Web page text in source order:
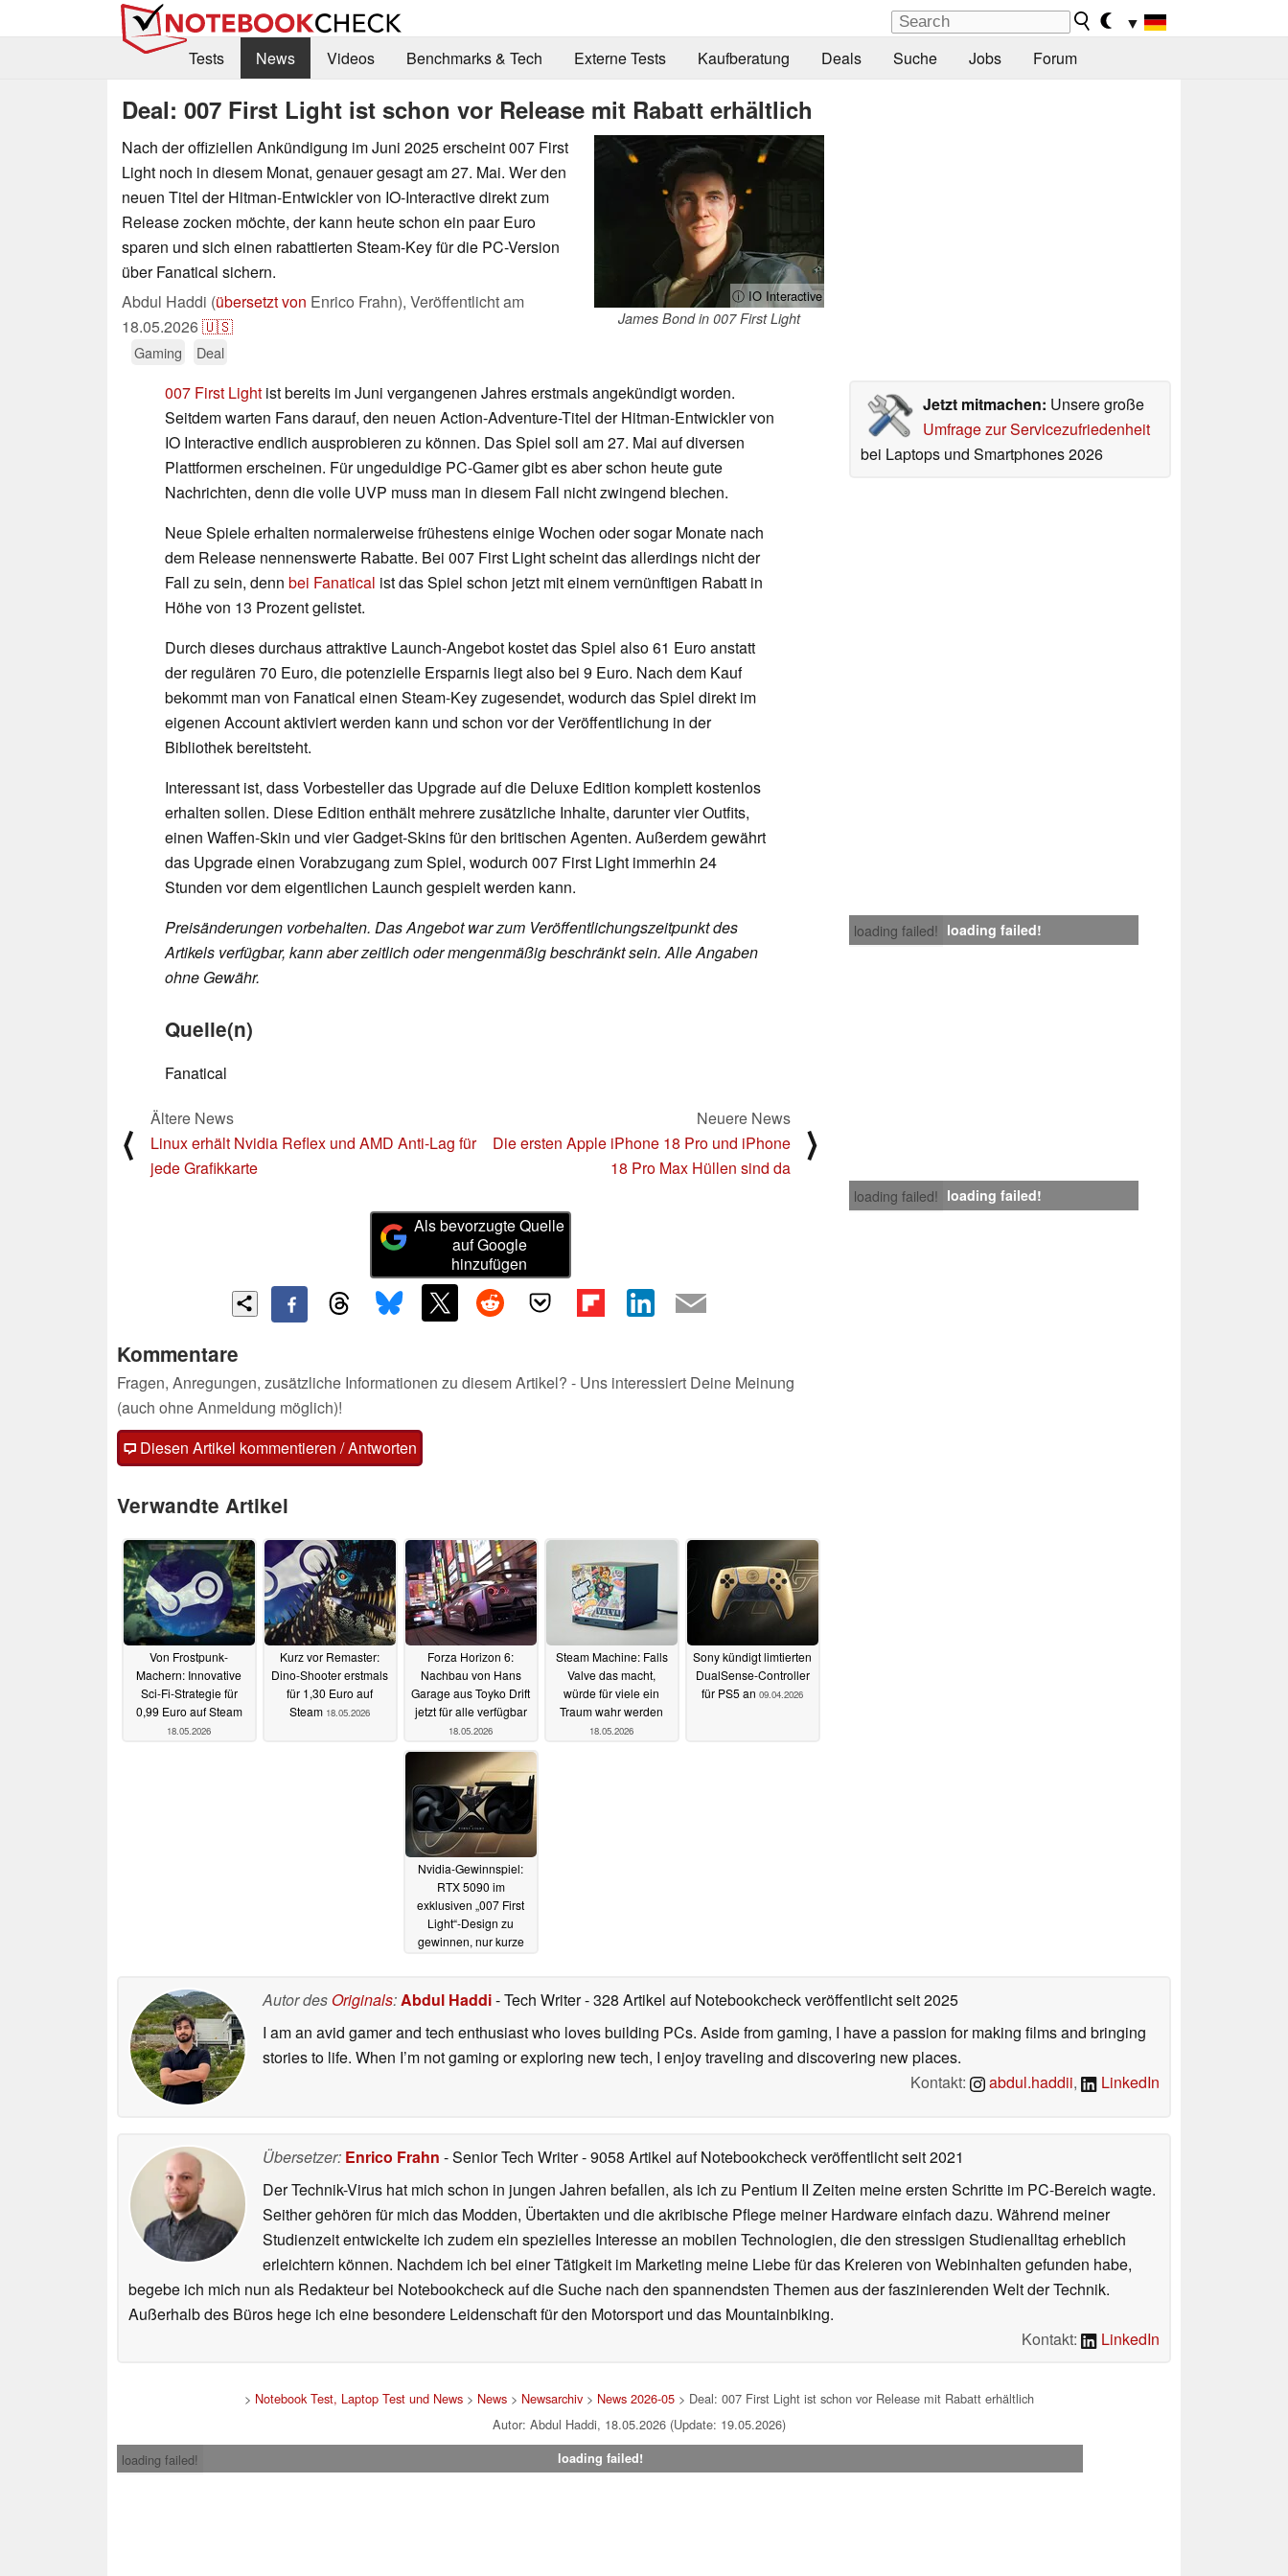
▼
Tests
News Videos Benchmarks & Tech Externe Tests Kaufberatung Deals Suche Jobs Forum
Deal: 007 First Light ist schon vor Release mit Rabatt erhältlich
ⓘ IO Interactive
James Bond in 007 First Light
Nach der offiziellen Ankündigung im Juni 2025 erscheint 007 First
Light noch in diesem Monat, genauer gesagt am 27. Mai. Wer den
neuen Titel der Hitman-Entwickler von IO-Interactive direkt zum
Release zocken möchte, der kann heute schon ein paar Euro
sparen und sich einen rabattierten Steam-Key für die PC-Version
über Fanatical sichern.
Abdul Haddi (übersetzt von Enrico Frahn), Veröffentlicht am
18.05.2026🇺🇸
Gaming Deal
Jetzt mitmachen: Unsere große
Umfrage zur Servicezufriedenheit
bei Laptops und Smartphones 2026
007 First Light ist bereits im Juni vergangenen Jahres erstmals angekündigt worden.
Seitdem warten Fans darauf, den neuen Action-Adventure-Titel der Hitman-Entwickler von
IO Interactive endlich ausprobieren zu können. Das Spiel soll am 27. Mai auf diversen
Plattformen erscheinen. Für ungeduldige PC-Gamer gibt es aber schon heute gute
Nachrichten, denn die volle UVP muss man in diesem Fall nicht zwingend blechen.
Neue Spiele erhalten normalerweise frühestens einige Wochen oder sogar Monate nach
dem Release nennenswerte Rabatte. Bei 007 First Light scheint das allerdings nicht der
Fall zu sein, denn bei Fanatical ist das Spiel schon jetzt mit einem vernünftigen Rabatt in
Höhe von 13 Prozent gelistet.
Durch dieses durchaus attraktive Launch-Angebot kostet das Spiel also 61 Euro anstatt
der regulären 70 Euro, die potenzielle Ersparnis liegt also bei 9 Euro. Nach dem Kauf
bekommt man von Fanatical einen Steam-Key zugesendet, wodurch das Spiel direkt im
eigenen Account aktiviert werden kann und schon vor der Veröffentlichung in der
Bibliothek bereitsteht.
Interessant ist, dass Vorbesteller das Upgrade auf die Deluxe Edition komplett kostenlos
erhalten sollen. Diese Edition enthält mehrere zusätzliche Inhalte, darunter vier Outfits,
einen Waffen-Skin und vier Gadget-Skins für den britischen Agenten. Außerdem gewährt
das Upgrade einen Vorabzugang zum Spiel, wodurch 007 First Light immerhin 24
Stunden vor dem eigentlichen Launch gespielt werden kann.
loading failed! loading failed!
Preisänderungen vorbehalten. Das Angebot war zum Veröffentlichungszeitpunkt des
Artikels verfügbar, kann aber zeitlich oder mengenmäßig beschränkt sein. Alle Angaben
ohne Gewähr.
Quelle(n)
Fanatical
⟨
Ältere News
Linux erhält Nvidia Reflex und AMD Anti-Lag für
jede Grafikkarte
Neuere News
Die ersten Apple iPhone 18 Pro und iPhone
18 Pro Max Hüllen sind da
⟩
loading failed! loading failed!
Als bevorzugte Quelle
auf Google
hinzufügen
Kommentare
Fragen, Anregungen, zusätzliche Informationen zu diesem Artikel? - Uns interessiert Deine Meinung
(auch ohne Anmeldung möglich)!
Diesen Artikel kommentieren / Antworten
Verwandte Artikel
Von Frostpunk-
Machern: Innovative
Sci-Fi-Strategie für
0,99 Euro auf Steam
18.05.2026
Kurz vor Remaster:
Dino-Shooter erstmals
für 1,30 Euro auf
Steam 18.05.2026
Forza Horizon 6:
Nachbau von Hans
Garage aus Toyko Drift
jetzt für alle verfügbar
18.05.2026
Steam Machine: Falls
Valve das macht,
würde für viele ein
Traum wahr werden
18.05.2026
Sony kündigt limtierten
DualSense-Controller
für PS5 an 09.04.2026
Nvidia-Gewinnspiel:
RTX 5090 im
exklusiven „007 First
Light“-Design zu
gewinnen, nur kurze
Autor des Originals:Abdul Haddi- Tech Writer- 328 Artikel auf Notebookcheck veröffentlichtseit 2025
I am an avid gamer and tech enthusiast who loves building PCs. Aside from gaming, I have a passion for making films and bringing
stories to life. When I’m not gaming or exploring new tech, I enjoy traveling and discovering new places.
Kontakt:
abdul.haddii, LinkedIn
Übersetzer: Enrico Frahn - Senior Tech Writer- 9058 Artikel auf Notebookcheck veröffentlichtseit 2021
Der Technik-Virus hat mich schon in jungen Jahren befallen, als ich zu Pentium II Zeiten meine ersten Schritte im PC-Bereich wagte.
Seither gehören für mich das Modden, Übertakten und die akribische Pflege meiner Hardware einfach dazu. Während meiner
Studienzeit entwickelte ich zudem ein spezielles Interesse an mobilen Technologien, die den stressigen Studienalltag erheblich
erleichtern können. Nachdem ich bei einer Tätigkeit im Marketing meine Liebe für das Kreieren von Webinhalten gefunden habe,
begebe ich mich nun als Redakteur bei Notebookcheck auf die Suche nach den spannendsten Themen aus der faszinierenden Welt der Technik.
Außerhalb des Büros hege ich eine besondere Leidenschaft für den Motorsport und das Mountainbiking.
Kontakt:
LinkedIn
> Notebook Test, Laptop Test und News > News > Newsarchiv > News 2026-05 > Deal: 007 First Light ist schon vor Release mit Rabatt erhältlich
Autor: Abdul Haddi, 18.05.2026 (Update: 19.05.2026)
loading failed!
loading failed!